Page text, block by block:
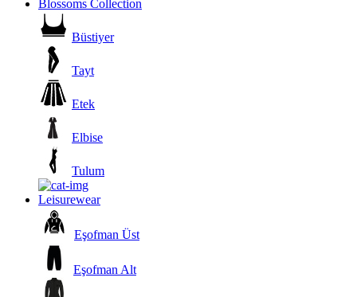
Blossoms Collection
Büstiyer
Tayt
Etek
Elbise
Tulum
Leisurewear
Eşofman Üst
Eşofman Alt